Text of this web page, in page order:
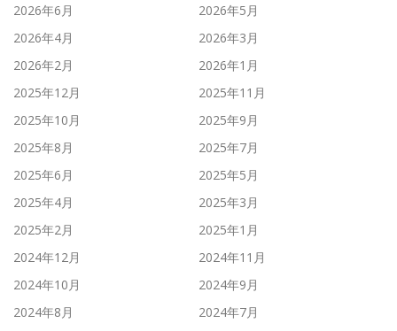
2026年6月
2026年5月
2026年4月
2026年3月
2026年2月
2026年1月
2025年12月
2025年11月
2025年10月
2025年9月
2025年8月
2025年7月
2025年6月
2025年5月
2025年4月
2025年3月
2025年2月
2025年1月
2024年12月
2024年11月
2024年10月
2024年9月
2024年8月
2024年7月